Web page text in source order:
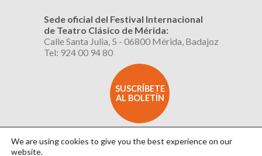
Sede oficial del Festival Internacional
de Teatro Clásico de Mérida:
Calle Santa Julia, 5 - 06800 Mérida, Badajoz
Tel: 924 00 94 80
SUSCRÍBETE
AL BOLETÍN
We are using cookies to give you the best experience on our
website.